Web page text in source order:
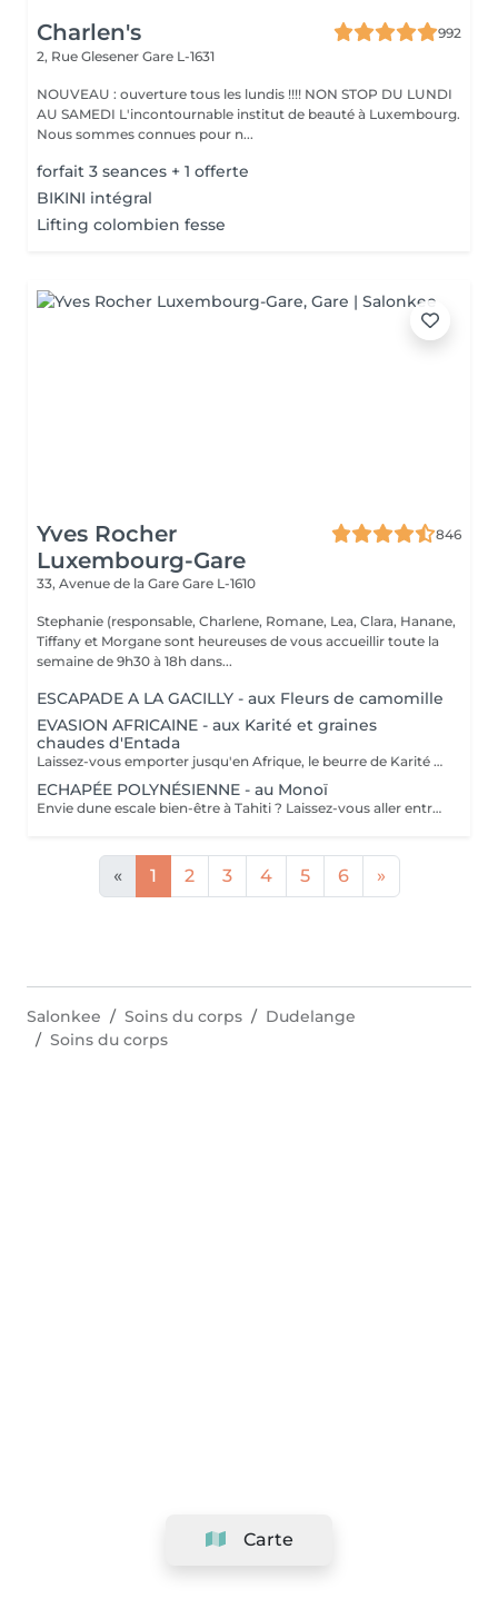
Charlen's
992
2, Rue Glesener Gare L-1631
NOUVEAU : ouverture tous les lundis !!!! NON STOP DU LUNDI
AU SAMEDI L'incontournable institut de beauté à Luxembourg.
Nous sommes connues pour n...
forfait 3 seances + 1 offerte
BIKINI intégral
Lifting colombien fesse
Yves Rocher
Luxembourg-Gare
846
33, Avenue de la Gare Gare L-1610
Stephanie (responsable, Charlene, Romane, Lea, Clara, Hanane,
Tiffany et Morgane sont heureuses de vous accueillir toute la
semaine de 9h30 à 18h dans...
ESCAPADE A LA GACILLY - aux Fleurs de camomille
EVASION AFRICAINE - aux Karité et graines
chaudes d'Entada
Laissez-vous emporter jusqu'en Afrique, le beurre de Karité chauffé devient une huile tiède nourrissante qui enveloppe votre corps dans une infinie douceur. Les graines d'Entada porte-bonheur sont ensuite glissées tout le long du corps délivrant une douce chaleur bienfaisante.
ECHAPÉE POLYNÉSIENNE - au Monoï
Envie dune escale bien-être à Tahiti ? Laissez-vous aller entre nos mains, lors dun voyage des sens à lhuile de Monoï. Secret de beauté des vahinés, le Monoï est extrait des fleurs de Tiaré, emblèmes de Tahiti. Ce modelage inspiré de la tradition ancestrale polynésienne permet à lensemble de votre corps de retrouver son harmonie. De longs mouvements des mains et des avant-bras, au rythme du va-et-vient des vagues, chassent les toxines et libèrent les tensions. Votre corps et votre esprit sont apaisés. Vous repartez avec la peau soyeuse et parfumée du divin sillage des fleurs de Tahiti.
« 1 2 3 4 5 6 »
Carte
Salonkee Soins du corps
Dudelange
Soins du corps